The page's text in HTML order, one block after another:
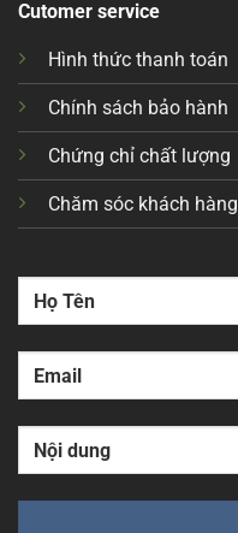
Cutomer service
Hình thức thanh toán
Chính sách bảo hành
Chứng chỉ chất lượng
Chăm sóc khách hàng